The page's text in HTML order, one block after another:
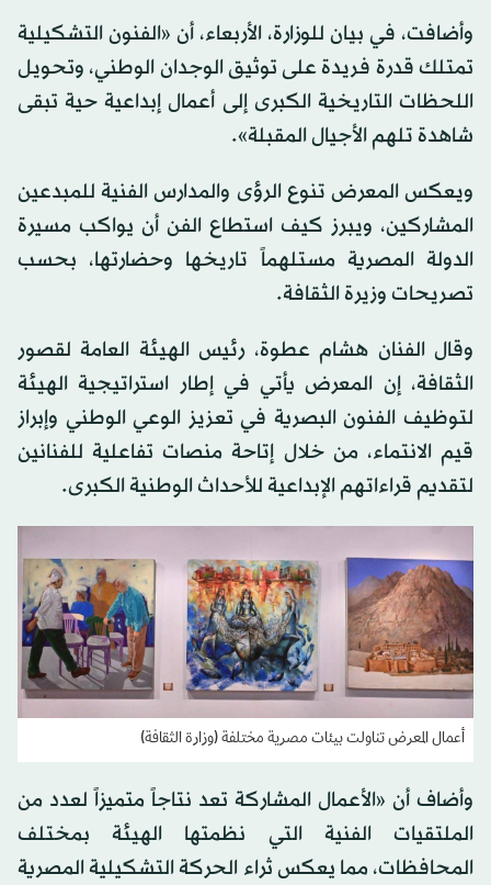
وأضافت، في بيان للوزارة، الأربعاء، أن «الفنون التشكيلية
تمتلك قدرة فريدة على توثيق الوجدان الوطني، وتحويل
اللحظات التاريخية الكبرى إلى أعمال إبداعية حية تبقى
شاهدة تلهم الأجيال المقبلة».
ويعكس المعرض تنوع الرؤى والمدارس الفنية للمبدعين
المشاركين، ويبرز كيف استطاع الفن أن يواكب مسيرة
الدولة المصرية مستلهماً تاريخها وحضارتها، بحسب
تصريحات وزيرة الثقافة.
وقال الفنان هشام عطوة، رئيس الهيئة العامة لقصور
الثقافة، إن المعرض يأتي في إطار استراتيجية الهيئة
لتوظيف الفنون البصرية في تعزيز الوعي الوطني وإبراز
قيم الانتماء، من خلال إتاحة منصات تفاعلية للفنانين
لتقديم قراءاتهم الإبداعية للأحداث الوطنية الكبرى.
أعمال المعرض تناولت بيئات مصرية مختلفة (وزارة الثقافة)
وأضاف أن «الأعمال المشاركة تعد نتاجاً متميزاً لعدد من
الملتقيات الفنية التي نظمتها الهيئة بمختلف
المحافظات، مما يعكس ثراء الحركة التشكيلية المصرية